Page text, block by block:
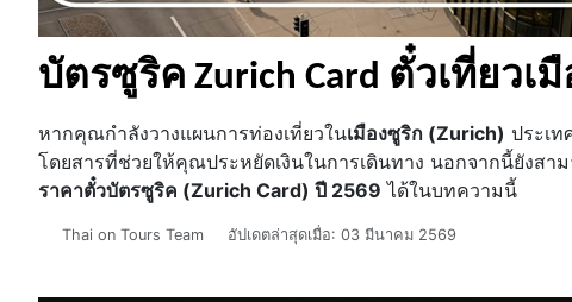
บัตรซูริค Zurich Card ตั๋วเที่ยว
หากคุณกำลังวางแผนการท่องเที่ยวในเมืองซูริก (Zurich) ประเท
โดยสารที่ช่วยให้คุณประหยัดเงินในการเดินทาง นอกจากนี้ยังส
ราคาตั๋วบัตรซูริค (Zurich Card) ปี 2569 ได้ในบทความนี้
รายละเอียด
Thai on Tours Team อัปเดตล่าสุดเมื่อ: 03 มีนาคม 2569